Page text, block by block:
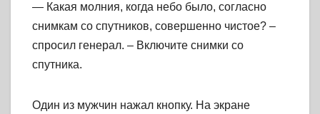
— Какая молния, когда небо было, согласно
снимкам со спутников, совершенно чистое? –
спросил генерал. – Включите снимки со
спутника.
Один из мужчин нажал кнопку. На экране